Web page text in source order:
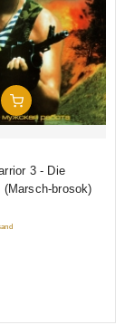
In Den Warenkorb
3 - Die
(Marsch-brosok)